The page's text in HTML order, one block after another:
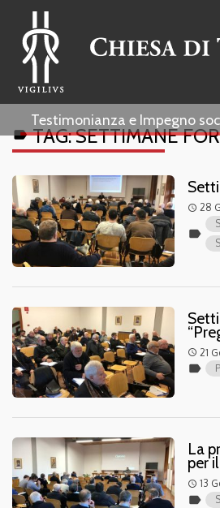
Testimonianza e Impegno
labelTAG:SETTIMANE
access_time 28
label
access_time 21
label
La
per
access_time 13
label